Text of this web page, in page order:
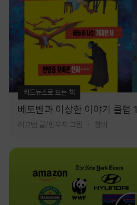
카드뉴스로 보는 책
베토벤과 이상한 이야기 클럽 1
허교범 글/변우재 그림 창비